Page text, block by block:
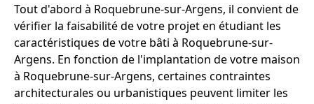
Tout d'abord à Roquebrune-sur-Argens, il convient de
vérifier la faisabilité de votre projet en étudiant les
caractéristiques de votre bâti à Roquebrune-sur-
Argens. En fonction de l'implantation de votre maison
à Roquebrune-sur-Argens, certaines contraintes
architecturales ou urbanistiques peuvent limiter les